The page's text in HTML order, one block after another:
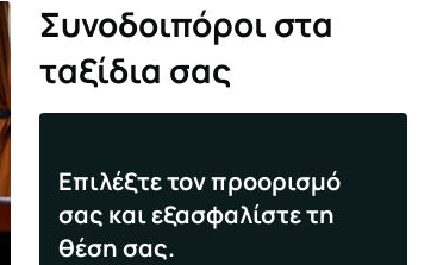
Συνοδοιπόροι στα
ταξίδια σας
Επιλέξτε τον προορισμό
σας και εξασφαλίστε τη
θέση σας.